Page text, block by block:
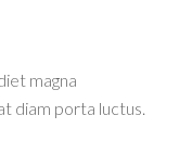
magna
diam porta luctus.